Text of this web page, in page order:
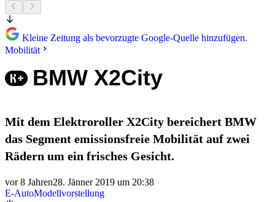
Kleine Zeitung als bevorzugte Google-Quelle hinzufügen.
Mobilität
BMW X2City
Mit dem Elektroroller X2City bereichert BMW
das Segment emissionsfreie Mobilität auf zwei
Rädern um ein frisches Gesicht.
vor 8 Jahren28. Jänner 2019 um 20:38
E-AutoModellvorstellung